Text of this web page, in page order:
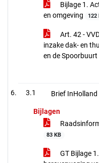
Bijlage 1.
en omgeving
122
Art. 42 -
inzake dak- en
en de Spoorbuurt
3.1 Brief InHolland
Bijlagen
83 KB
GT Bijlage